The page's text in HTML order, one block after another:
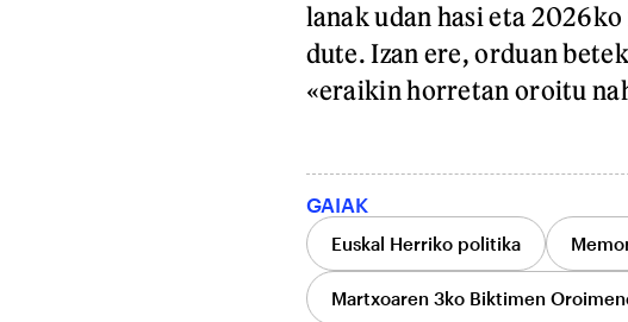
lanak udan hasi eta
dute. Izan ere, orduan
«eraikin horretan oroitu
GAIAK
Euskal Herriko politika
Martxoaren 3ko Biktimen